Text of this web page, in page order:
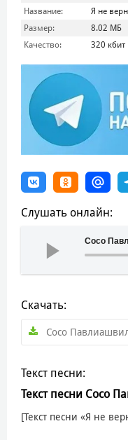
Название:
Я не
Размер:
8.02 МБ
Качество:
320 кбит
Слушать онлайн:
Сосо
Скачать:
Сосо
Текст песни:
Текст песни Сосо
[Текст песни «Я не